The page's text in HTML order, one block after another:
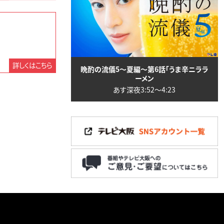
詳しくはこちら
晩酌の流儀5～夏編～第6話「うま辛ニララ
ーメン
あす深夜3:52〜4:23